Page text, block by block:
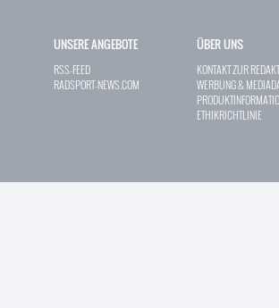
UNSERE ANGEBOTE
RSS-FEED
RADSPORT-NEWS.COM
ÜBER UNS
KONTAKT ZUR
WERBUNG &
ETHIKRICHTLINIE